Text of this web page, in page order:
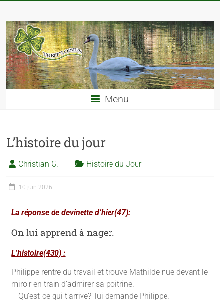
Menu
L’histoire du jour
Christian G. Histoire du Jour
10 juin 2026
La réponse de devinette d’hier(47):
On lui apprend à nager.
L’histoire(430) :
Philippe rentre du travail et trouve Mathilde nue devant le
miroir en train d’admirer sa poitrine.
– Qu’est-ce qui t’arrive?’ lui demande Philippe.